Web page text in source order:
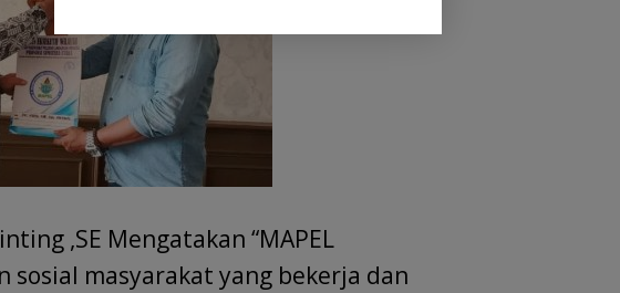
,SE Mengatakan “MAPEL
sosial masyarakat yang bekerja dan